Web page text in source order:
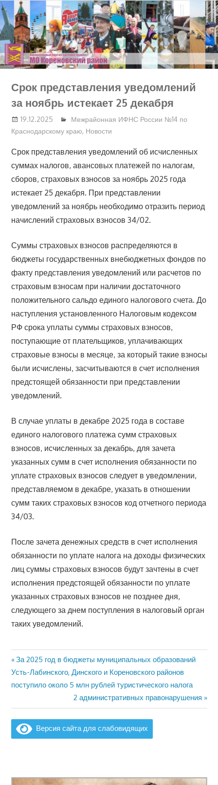
Перейти
к
содержимому
Срок представления уведомлений
за ноябрь истекает 25 декабря
19.12.2025
Межрайонная ИФНС России №14 по
Краснодарскому краю, Новости
Срок представления уведомлений об исчисленных
суммах налогов, авансовых платежей по налогам,
сборов, страховых взносов за ноябрь 2025 года
истекает 25 декабря. При представлении
уведомлений за ноябрь необходимо отразить период
начислений страховых взносов 34/02.
Суммы страховых взносов распределяются в
бюджеты государственных внебюджетных фондов по
факту представления уведомлений или расчетов по
страховым взносам при наличии достаточного
положительного сальдо единого налогового счета. До
наступления установленного Налоговым кодексом
РФ срока уплаты суммы страховых взносов,
поступающие от плательщиков, уплачивающих
страховые взносы в месяце, за который такие взносы
были исчислены, засчитываются в счет исполнения
предстоящей обязанности при представлении
уведомлений.
В случае уплаты в декабре 2025 года в составе
единого налогового платежа сумм страховых
взносов, исчисленных за декабрь, для зачета
указанных сумм в счет исполнения обязанности по
уплате страховых взносов следует в уведомлении,
представляемом в декабре, указать в отношении
сумм таких страховых взносов код отчетного периода
34/03.
После зачета денежных средств в счет исполнения
обязанности по уплате налога на доходы физических
лиц суммы страховых взносов будут зачтены в счет
исполнения предстоящей обязанности по уплате
указанных страховых взносов не позднее дня,
следующего за днем поступления в налоговый орган
таких уведомлений.
Навигация
по
Предыдущая
запись:
За 2025 год в бюджеты муниципальных образований
Усть-Лабинского, Динского и Кореновского районов
поступило около 5 млн рублей туристического налога
Следующая
запись:
2 административных правонарушения
Версия сайта для слабовидящих